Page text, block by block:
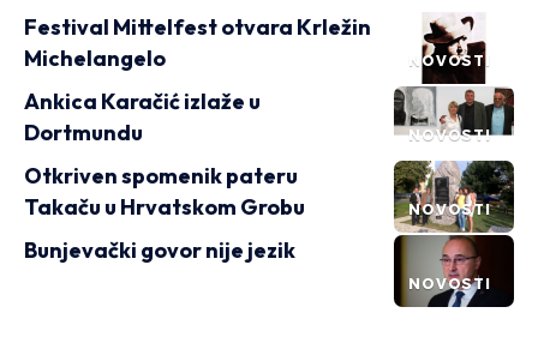
NOVOSTI
Festival Mittelfest otvara Krležin
Michelangelo
NOVOSTI
Ankica Karačić izlaže u
Dortmundu
NOVOSTI
Otkriven spomenik pateru
Takaču u Hrvatskom Grobu
NOVOSTI
Bunjevački govor nije jezik